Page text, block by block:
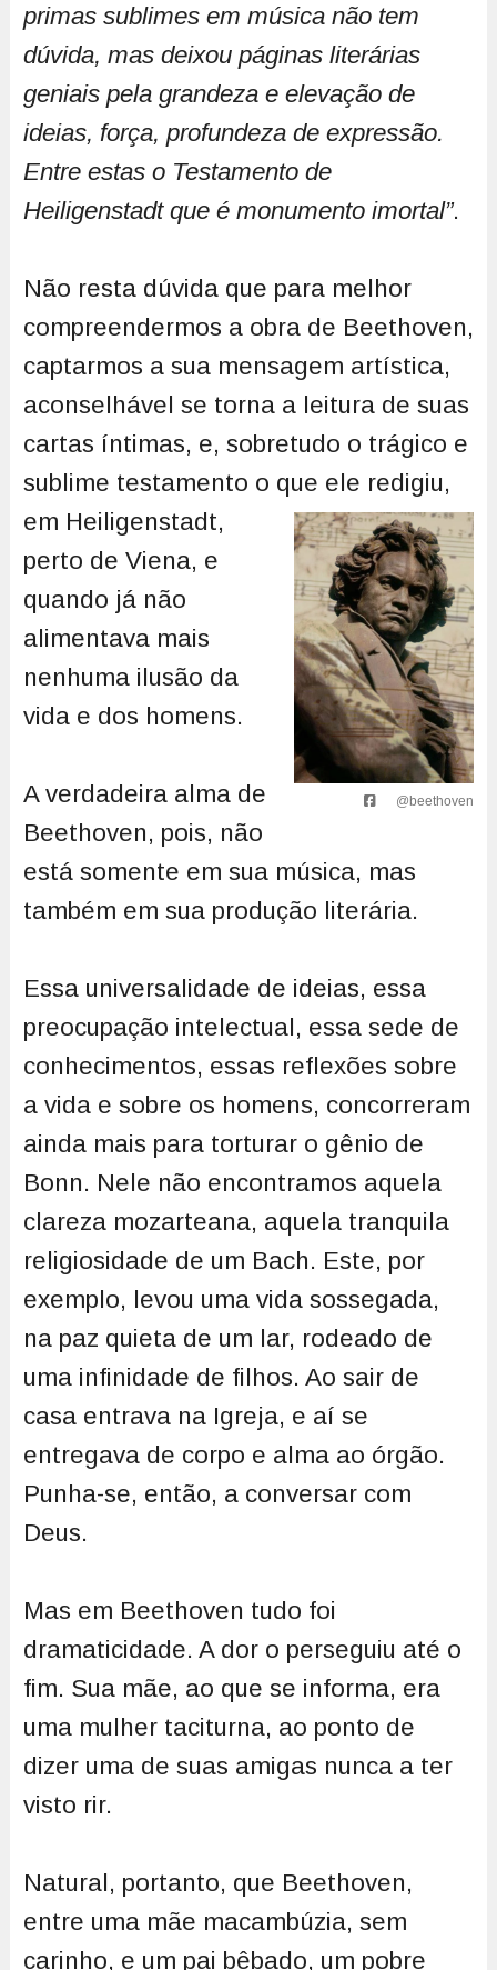
primas sublimes em música não tem
dúvida, mas deixou páginas literárias
geniais pela grandeza e elevação de
ideias, força, profundeza de expressão.
Entre estas o Testamento de
Heiligenstadt que é monumento imortal”.
Não resta dúvida que para melhor
compreendermos a obra de Beethoven,
captarmos a sua mensagem artística,
aconselhável se torna a leitura de suas
cartas íntimas, e, sobretudo o trágico e
sublime testamento o que ele redigiu,
em Heiligenstadt,
@beethoven
perto de Viena, e
quando já não
alimentava mais
nenhuma ilusão da
vida e dos homens.
A verdadeira alma de
Beethoven, pois, não
está somente em sua música, mas
também em sua produção literária.
Essa universalidade de ideias, essa
preocupação intelectual, essa sede de
conhecimentos, essas reflexões sobre
a vida e sobre os homens, concorreram
ainda mais para torturar o gênio de
Bonn. Nele não encontramos aquela
clareza mozarteana, aquela tranquila
religiosidade de um Bach. Este, por
exemplo, levou uma vida sossegada,
na paz quieta de um lar, rodeado de
uma infinidade de filhos. Ao sair de
casa entrava na Igreja, e aí se
entregava de corpo e alma ao órgão.
Punha-se, então, a conversar com
Deus.
Mas em Beethoven tudo foi
dramaticidade. A dor o perseguiu até o
fim. Sua mãe, ao que se informa, era
uma mulher taciturna, ao ponto de
dizer uma de suas amigas nunca a ter
visto rir.
Natural, portanto, que Beethoven,
entre uma mãe macambúzia, sem
carinho, e um pai bêbado, um pobre